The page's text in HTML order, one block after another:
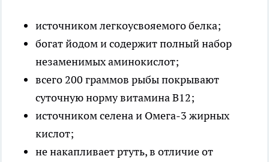
источником легкоусвояемого белка;
богат йодом и содержит полный набор
незаменимых аминокислот;
всего 200 граммов рыбы покрывают
суточную норму витамина B12;
источником селена и Омега-3 жирных
кислот;
не накапливает ртуть, в отличие от